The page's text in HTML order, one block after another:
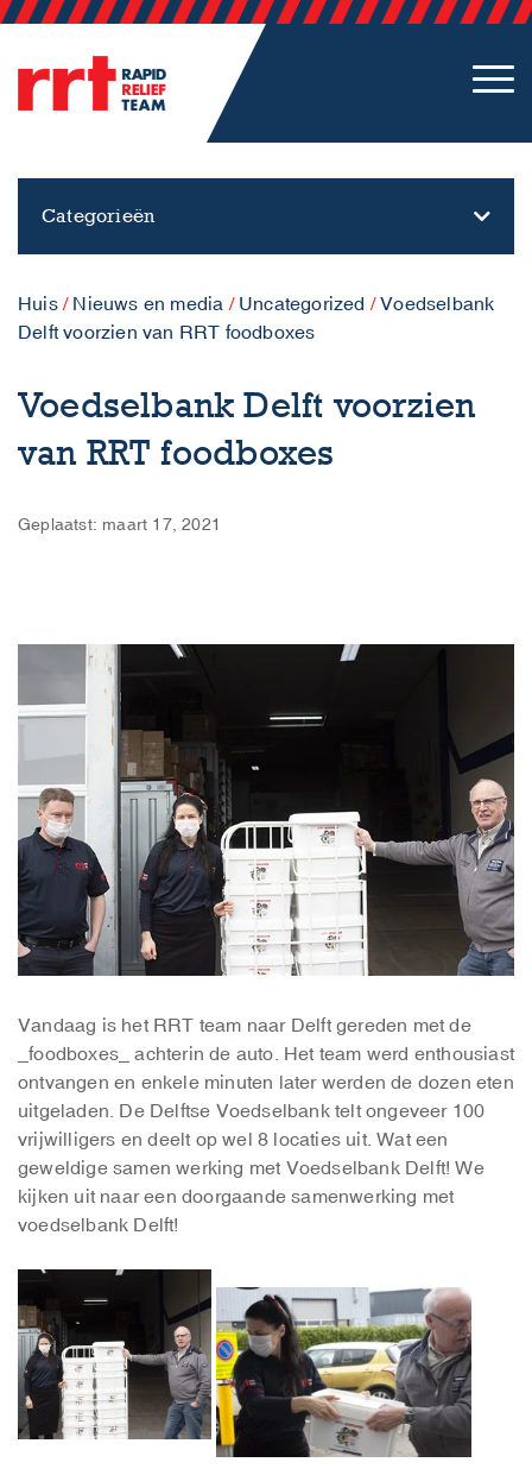
Categorieën
Huis/ Nieuws en media / Uncategorized /Voedselbank
Delft voorzien van RRT foodboxes
Voedselbank Delft voorzien
van RRT foodboxes
Geplaatst: maart 17, 2021
Vandaag is het RRT team naar Delft gereden met de
_foodboxes_ achterin de auto. Het team werd enthousiast
ontvangen en enkele minuten later werden de dozen eten
uitgeladen. De Delftse Voedselbank telt ongeveer 100
vrijwilligers en deelt op wel 8 locaties uit. Wat een
geweldige samen werking met Voedselbank Delft! We
kijken uit naar een doorgaande samenwerking met
voedselbank Delft!